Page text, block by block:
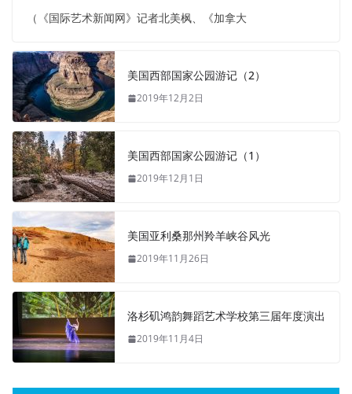
（《国际艺术新闻网》记者北美枫、《加拿大
美国西部国家公园游记（2）
2019年12月2日
美国西部国家公园游记（1）
2019年12月1日
美国亚利桑那州羚羊峡谷风光
2019年11月26日
洛杉矶鸿韵舞蹈艺术学校第三届年度演出
2019年11月4日